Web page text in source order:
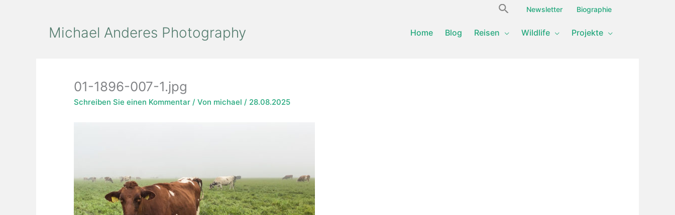
SearchNewsletter Biographie
Michael Anderes Photography Home Blog Reisen Wildlife Projekte
01-1896-007-1.jpg
Schreiben Sie einen Kommentar / Von michael / 28.08.2025